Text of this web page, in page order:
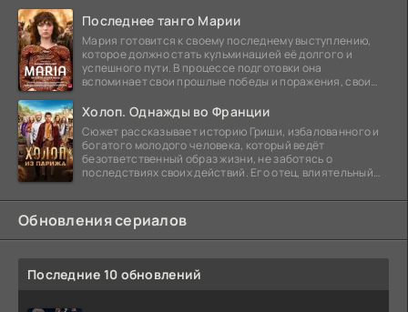
Последнее танго Марии
Мария готовится к своему последнему выступлению,
которое должно стать кульминацией её долгого и
успешного пути. В процессе подготовки она
вспоминает свои прошлые победы и поражения, свои
Холоп. Однажды во Франции
Сюжет рассказывает историю Гриши, избалованного и
богатого молодого человека, который ведёт
безответственный образ жизни, не заботясь о
последствиях своих действий. Его отец, влиятельный
Обновления сериалов
Последние 10 обновлений